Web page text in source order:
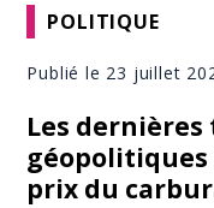
POLITIQUE
Publié le 23 juillet
Les
prix du